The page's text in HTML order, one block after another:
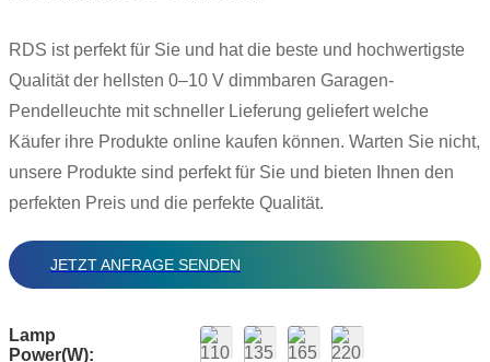
RDS ist perfekt für Sie und hat die beste und hochwertigste
Qualität der hellsten 0–10 V dimmbaren Garagen-
Pendelleuchte mit schneller Lieferung geliefert welche
Käufer ihre Produkte online kaufen können. Warten Sie nicht,
unsere Produkte sind perfekt für Sie und bieten Ihnen den
perfekten Preis und die perfekte Qualität.
JETZT ANFRAGE SENDEN
Lamp
Power(W):